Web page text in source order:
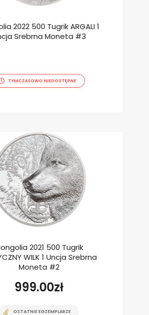
2022 500 Tugrik ARGALI 1
Srebrna Moneta #3
TYMCZASOWO NIEDOSTĘPNE
2021 500 Tugrik
WILK 1 Uncja Srebrna
Moneta #2
999.00zł
OSTATNIE EGZEMPLARZE